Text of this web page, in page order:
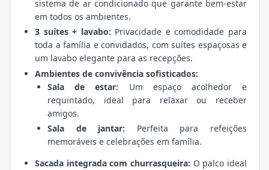
sistema de ar condicionado que garante bem-estar
em todos os ambientes.
3 suítes + lavabo: Privacidade e comodidade para
toda a família e convidados, com suítes espaçosas e
um lavabo elegante para as recepções.
Ambientes de convivência sofisticados:
Sala de estar: Um espaço acolhedor e
requintado, ideal para relaxar ou receber
amigos.
Sala de jantar: Perfeita para refeições
memoráveis e celebrações em família.
Sacada integrada com churrasqueira: O palco ideal